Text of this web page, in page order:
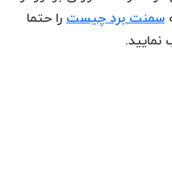
سمنت برد چیسترا حتما